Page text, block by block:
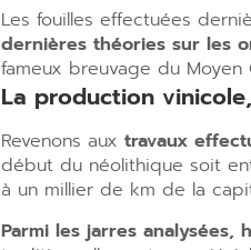
Les fouilles effectuées
dernières théories sur les
fameux breuvage du Moyen
La production
Revenons aux travaux
début du néolithique soit
à un millier de km de la
Parmi les jarres analysées,